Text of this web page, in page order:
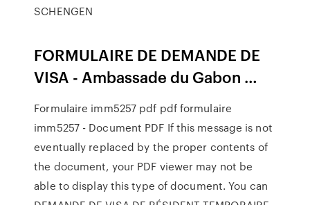
SCHENGEN
FORMULAIRE DE DEMANDE DE
VISA - Ambassade du Gabon …
Formulaire imm5257 pdf pdf formulaire
imm5257 - Document PDF If this message is not
eventually replaced by the proper contents of
the document, your PDF viewer may not be
able to display this type of document. You can